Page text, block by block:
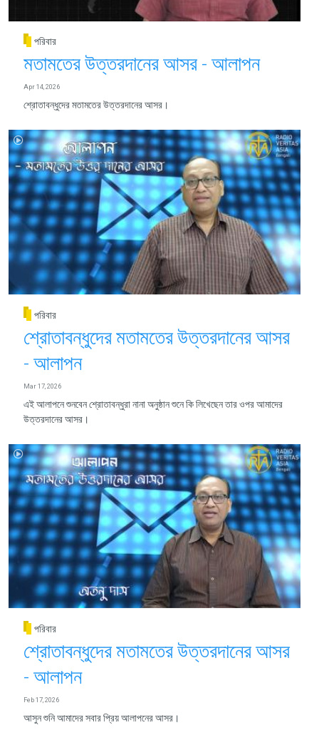
পরিবার
মতামতের উত্তরদানের আসর - আলাপন
Apr 14, 2026
শ্রোতাবন্ধুদের মতামতের উত্তরদানের আসর।
পরিবার
শ্রোতাবন্ধুদের মতামতের উত্তরদানের আসর
- আলাপন
Mar 17, 2026
এই আলাপনে শুনবেন শ্রোতাবন্ধুরা নানা অনুষ্ঠান শুনে কি লিখেছেন তার ওপর আমাদের
উত্তরদানের আসর।
পরিবার
শ্রোতাবন্ধুদের মতামতের উত্তরদানের আসর
- আলাপন
Feb 17, 2026
​​​​​​​আসুন শুনি আমাদের সবার প্রিয় আলাপনের আসর।